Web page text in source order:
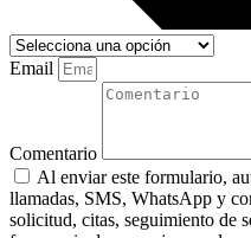
Email
Comentario
Al enviar este formulario,
llamadas, SMS, WhatsApp y
solicitud, citas, seguimiento de